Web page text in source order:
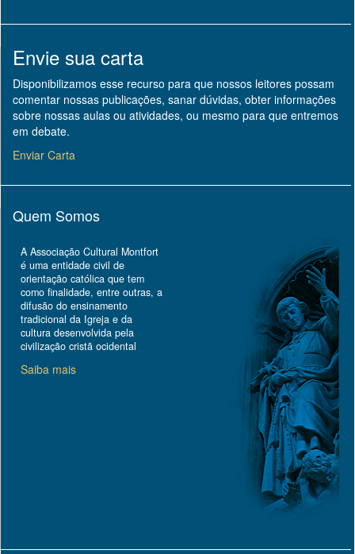
Envie sua carta
Disponibilizamos esse recurso para que nossos leitores possam
comentar nossas publicações, sanar dúvidas, obter informações
sobre nossas aulas ou atividades, ou mesmo para que entremos
em debate.
Enviar Carta
Quem Somos
A Associação Cultural Montfort
é uma entidade civil de
orientação católica que tem
como finalidade, entre outras, a
difusão do ensinamento
tradicional da Igreja e da
cultura desenvolvida pela
civilização cristã ocidental
Saiba mais